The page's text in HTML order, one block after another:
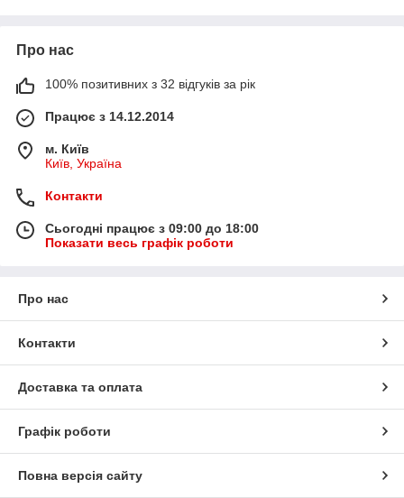
Про нас
100% позитивних з 32 відгуків за рік
Працює з 14.12.2014
м. Київ
Київ, Україна
Контакти
Сьогодні працює з 09:00 до 18:00
Показати весь графік роботи
Про нас
Контакти
Доставка та оплата
Графік роботи
Повна версія сайту